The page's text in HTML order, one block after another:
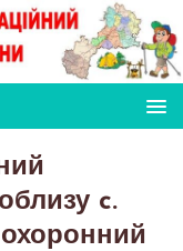
c.
охоронний